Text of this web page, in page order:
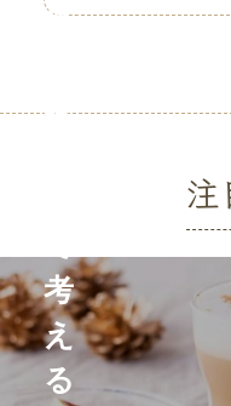
注
す
8
ヒ
を
考
え
る